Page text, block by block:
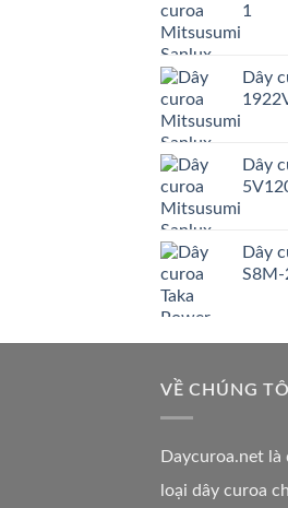
1
Dây
Dây
Dây
S8M-
VỀ CHÚNG TÔI
Daycuroa.net
loại dây curoa